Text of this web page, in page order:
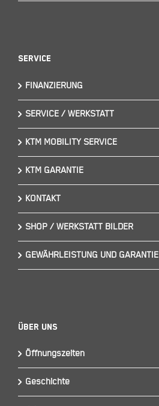
Service
FINANZIERUNG
SERVICE / WERKSTATT
KTM MOBILITY SERVICE
KTM GARANTIE
KONTAKT
SHOP / WERKSTATT BILDER
GEWÄHRLEISTUNG UND GARANTIE
Über Uns
Öffnungszeiten
Geschichte